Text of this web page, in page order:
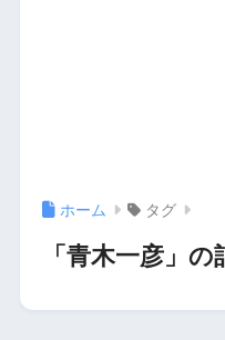
ホーム タグ
「青木一彦」